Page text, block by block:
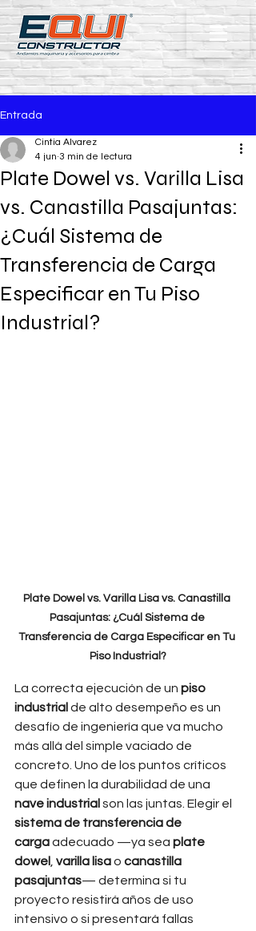
Entrada
Plate Dowel vs. Varilla Lisa
vs. Canastilla Pasajuntas:
¿Cuál Sistema de
Transferencia de Carga
Especificar en Tu Piso
Industrial?
Cintia Alvarez
4 jun 3 min de lectura
Plate Dowel vs. Varilla Lisa vs. Canastilla
Pasajuntas: ¿Cuál Sistema de
Transferencia de Carga Especificar en Tu
Piso Industrial?
La correcta ejecución de un piso
industrial de alto desempeño es un
desafío de ingeniería que va mucho
más allá del simple vaciado de
concreto. Uno de los puntos críticos
que definen la durabilidad de una
nave industrial son las juntas. Elegir el
sistema de transferencia de
carga adecuado —ya sea plate
dowel
varilla lisa o canastilla
pasajuntas— determina si tu
proyecto resistirá años de uso
intensivo o si presentará fallas